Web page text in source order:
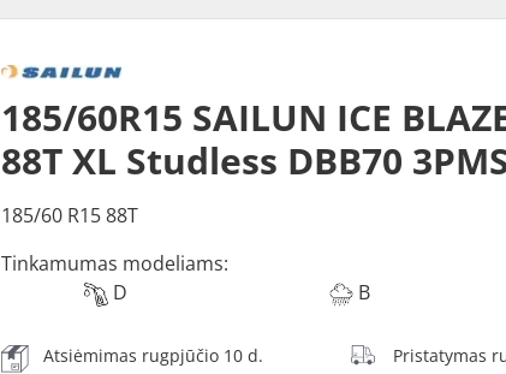
185/60R15 SAILUN ICE
88T XL Studless DBB70
185/60 R15 88T
Tinkamumas modeliams:
D
B
Atsiėmimas rugpjūčio 10 d. Pristatymas